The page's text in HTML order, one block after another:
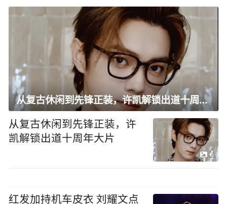
从复古休闲到先锋正装，许凯解锁出道十周年大片
从复古休闲到先锋正装，许
凯解锁出道十周年大片
6
红发加持机车皮衣 刘耀文点